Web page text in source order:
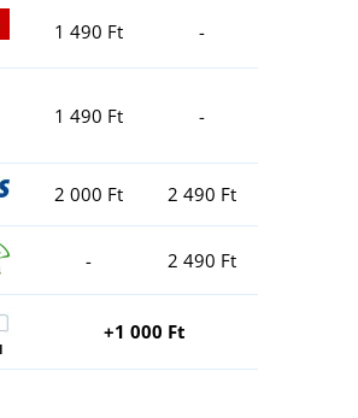
1 490 Ft -
1 490 Ft -
2 000 Ft 2 490 Ft
- 2 490 Ft
+1 000 Ft